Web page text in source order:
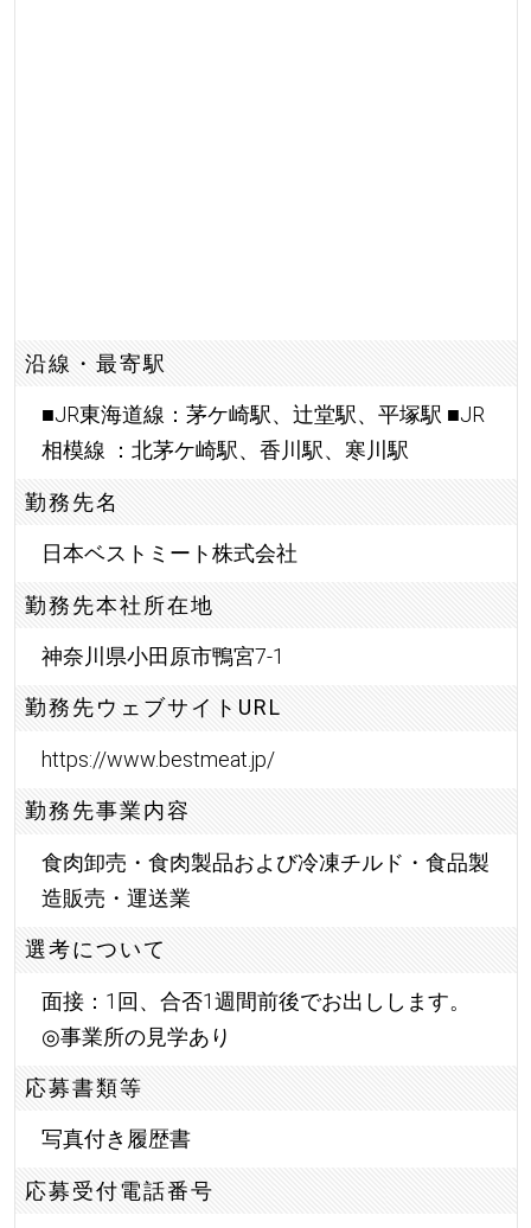
沿線・最寄駅
■JR東海道線：茅ケ崎駅、辻堂駅、平塚駅 ■JR
相模線 ：北茅ケ崎駅、香川駅、寒川駅
勤務先名
日本ベストミート株式会社
勤務先本社所在地
神奈川県小田原市鴨宮7-1
勤務先ウェブサイトURL
https://www.bestmeat.jp/
勤務先事業内容
食肉卸売・食肉製品および冷凍チルド・食品製
造販売・運送業
選考について
面接：1回、合否1週間前後でお出しします。
◎事業所の見学あり
応募書類等
写真付き履歴書
応募受付電話番号